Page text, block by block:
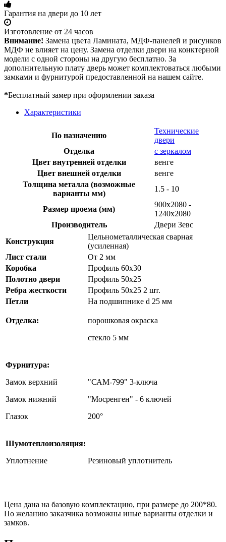
Гарантия на двери до 10 лет
Изготовление от 24 часов
Внимание! Замена цвета Ламината, МДФ-панелей и рисунков
МДФ не влияет на цену. Замена отделки двери на конктерной
модели с одной стороны на другую бесплатно. За
дополнительную плату дверь может комплектоваться любыми
замками и фурнитурой предоставленной на нашем сайте.
*Бесплатный замер при оформлении заказа
Характеристики
По назначению
Технические
двери
Отделка
с зеркалом
Цвет внутренней отделки
венге
Цвет внешней отделки
венге
Толщина металла (возможные
варианты мм)
1.5 - 10
Размер проема (мм)
900х2080 -
1240х2080
Производитель
Двери Зевс
Конструкция
Цельнометаллическая сварная
(усиленная)
Лист стали
От 2 мм
Коробка
Профиль 60х30
Полотно двери
Профиль 50х25
Ребра жесткости
Профиль 50х25 2 шт.
Петли
На подшипнике d 25 мм
Отделка:
порошковая окраска
стекло 5 мм
Фурнитура:
Замок верхний
Замок нижний
Глазок
"САМ-799" 3-ключа
"Мосренген" - 6 ключей
200°
Шумотеплоизоляция:
Уплотнение
Резиновый уплотнитель
Цена дана на базовую комплектацию, при размере до 200*80.
По желанию заказчика возможны иные варианты отделки и
замков.